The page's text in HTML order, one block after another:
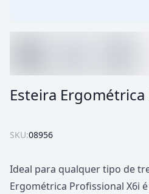
Esteira
SKU:08956
Ideal para qualquer tipo de
Ergométrica Profissional X6i